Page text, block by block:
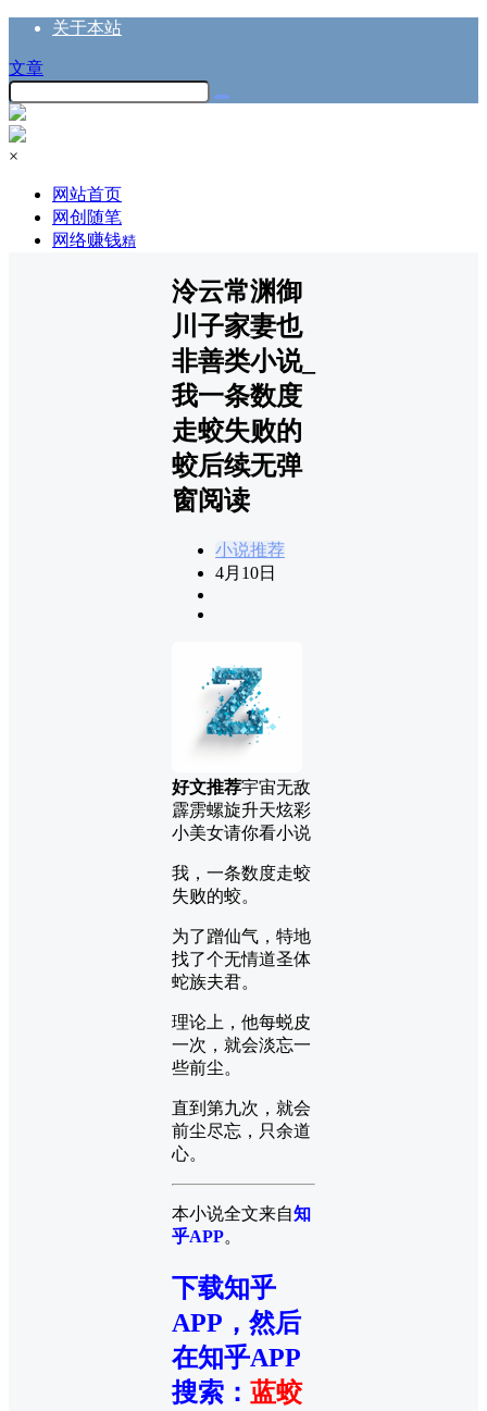
关于本站
文章
×
网站首页
网创随笔
网络赚钱精
泠云常渊御
川子家妻也
非善类小说_
我一条数度
走蛟失败的
蛟后续无弹
窗阅读
小说推荐
4月10日
好文推荐宇宙无敌
霹雳螺旋升天炫彩
小美女请你看小说
我，一条数度走蛟
失败的蛟。
为了蹭仙气，特地
找了个无情道圣体
蛇族夫君。
理论上，他每蜕皮
一次，就会淡忘一
些前尘。
直到第九次，就会
前尘尽忘，只余道
心。
本小说全文来自知
乎APP。
下载知乎
APP，然后
在知乎APP
搜索 ： 蓝蛟